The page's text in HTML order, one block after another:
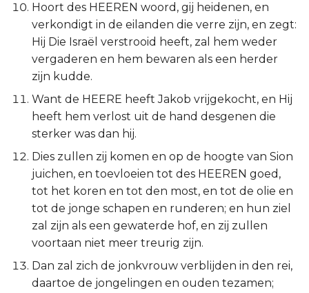
2 Johannes
3 Johannes
Judas
Openbaring
Hoort des HEEREN woord, gij heidenen, en
verkondigt in de eilanden die verre zijn, en zegt:
Hij Die Israël verstrooid heeft, zal hem weder
vergaderen en hem bewaren als een herder
zijn kudde.
Want de HEERE heeft Jakob vrijgekocht, en Hij
heeft hem verlost uit de hand desgenen die
sterker was dan hij.
Dies zullen zij komen en op de hoogte van Sion
juichen, en toevloeien tot des HEEREN goed,
tot het koren en tot den most, en tot de olie en
tot de jonge schapen en runderen; en hun ziel
zal zijn als een gewaterde hof, en zij zullen
voortaan niet meer treurig zijn.
Dan zal zich de jonkvrouw verblijden in den rei,
daartoe de jongelingen en ouden tezamen;